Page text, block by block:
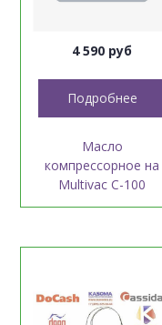
4 590 руб
Подробнее
Масло
компрессорное на
Multivac C-100